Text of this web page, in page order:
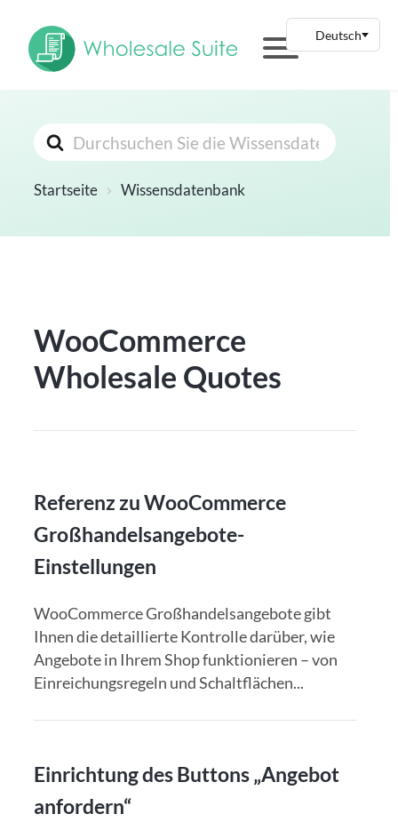
Suchen
nach
Startseite Wissensdatenbank
WooCommerce
Wholesale Quotes
Referenz zu WooCommerce
Großhandelsangebote-
Einstellungen
WooCommerce Großhandelsangebote gibt
Ihnen die detaillierte Kontrolle darüber, wie
Angebote in Ihrem Shop funktionieren – von
Einreichungsregeln und Schaltflächen...
Einrichtung des Buttons „Angebot
anfordern“